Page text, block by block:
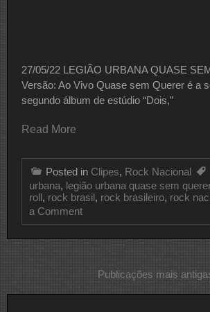
27/05/22 LEGIÃO URBANA QUASE
Versão: Ao Vivo Quase sem Querer é a
segundo álbum de estúdio “Dois,”
Read More
Posted in Clipes, Rock Nacional
urbana, legião urbana quase sem querer
roll, rock brasil, rock brasileiro, rock
a Commenton
CLIPE
URBANA
por
Publicações mais